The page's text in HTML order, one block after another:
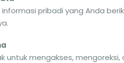
pribadi yang Anda
untuk mengakses,